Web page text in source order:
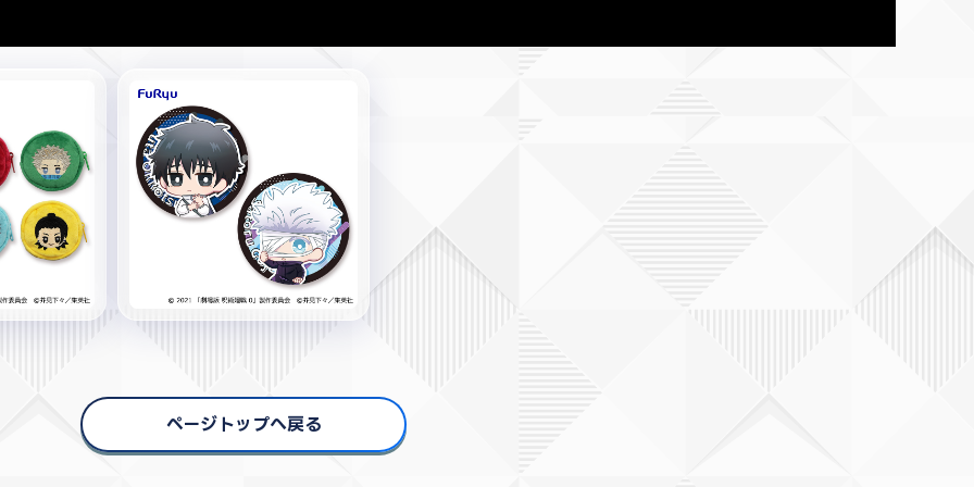
ページトップへ戻る